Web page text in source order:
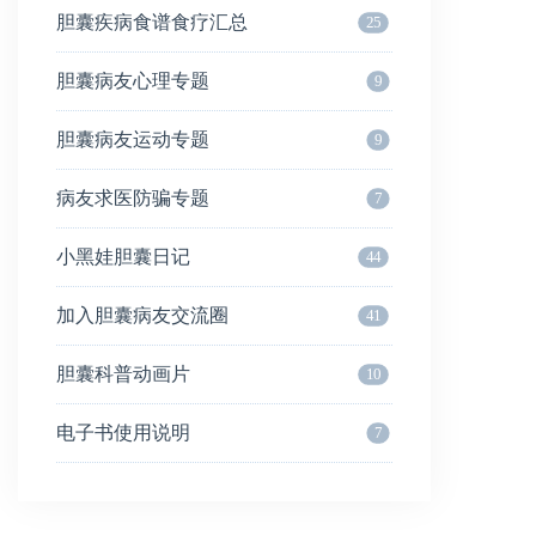
胆囊疾病食谱食疗汇总 25
胆囊病友心理专题 9
胆囊病友运动专题 9
病友求医防骗专题 7
小黑娃胆囊日记 44
加入胆囊病友交流圈 41
胆囊科普动画片 10
电子书使用说明 7